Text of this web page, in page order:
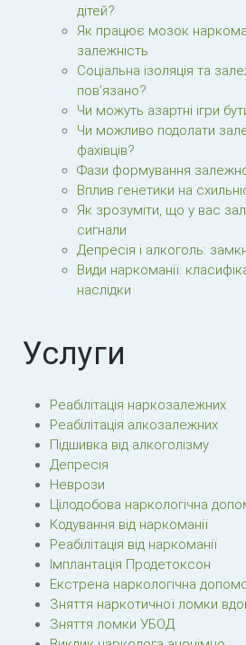
дітей?
Як працює мозок
залежність
Соціальна ізоляція та
пов’язано?
Чи можуть азартні ігри
Чи можливо подолати
фахівців?
Фази формування
Вплив генетики на
Як зрозуміти, що у вас
сигнали
Депресія і алкоголь:
Види наркоманії:
наслідки
Услуги
Реабілітація наркозалежних
Реабілітація алкозалежних
Підшивка від алкоголізму
Депресія
Неврози
Цілодобова наркологічна
Кодування від наркоманії
Реабілітація від наркоманії
Імплантація Продетоксон
Екстрена наркологічна
Зняття наркотичної ломки
Зняття ломки УБОД